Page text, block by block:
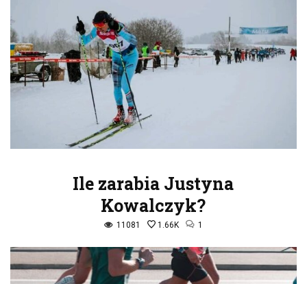
Ile zarabia Justyna
Kowalczyk?
11081 1.66K 1